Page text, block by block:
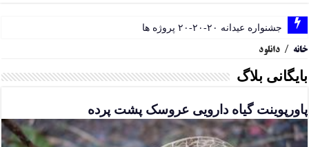
جشنواره عیدانه ۲۰-۲۰-۲۰ پروژه ها
خانه / دانلود
بایگانی بلاگ
پاورپوینت گیاه دارویی عروسک پشت پرده